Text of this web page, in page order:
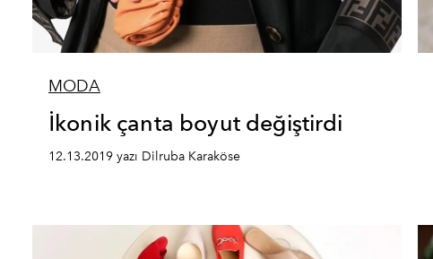
MODA
İkonik çanta boyut değiştirdi
12.13.2019 yazı Dilruba Karaköse